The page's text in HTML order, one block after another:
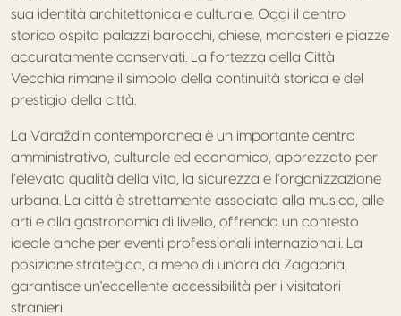
sua identità architettonica e culturale. Oggi il centro
storico ospita palazzi barocchi, chiese, monasteri e piazze
accuratamente conservati. La fortezza della Città
Vecchia rimane il simbolo della continuità storica e del
prestigio della città.
La Varaždin contemporanea è un importante centro
amministrativo, culturale ed economico, apprezzato per
l’elevata qualità della vita, la sicurezza e l’organizzazione
urbana. La città è strettamente associata alla musica, alle
arti e alla gastronomia di livello, offrendo un contesto
ideale anche per eventi professionali internazionali. La
posizione strategica, a meno di un'ora da Zagabria,
garantisce un'eccellente accessibilità per i visitatori
stranieri.